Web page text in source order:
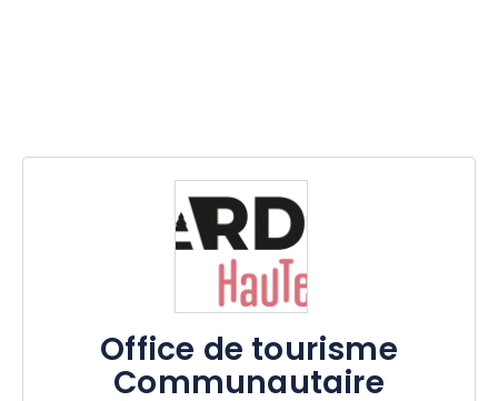
Office de tourisme
Communautaire